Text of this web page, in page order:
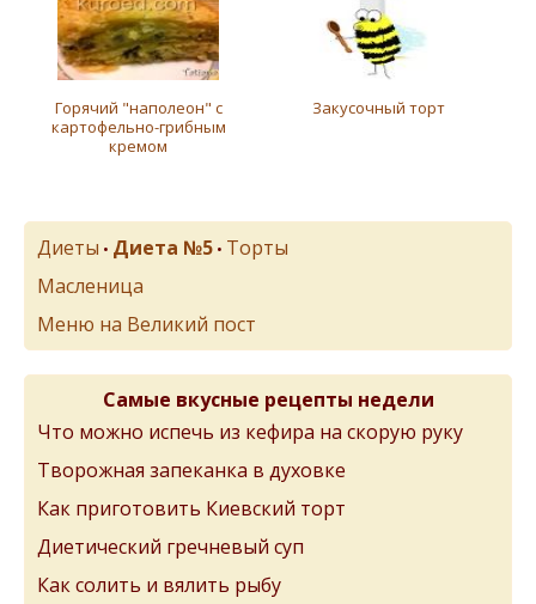
Горячий "наполеон" с
картофельно-грибным
кремом
Закусочный торт
Диеты • Диета №5 • Торты
Масленица
Меню на Великий пост
Самые вкусные рецепты недели
Что можно испечь из кефира на скорую руку
Творожная запеканка в духовке
Как приготовить Киевский торт
Диетический гречневый суп
Как солить и вялить рыбу